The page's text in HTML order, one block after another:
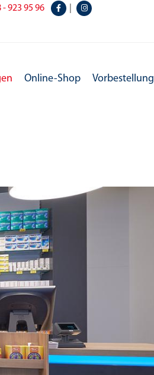
- 923 95 96
Online-Shop Vorbestellung